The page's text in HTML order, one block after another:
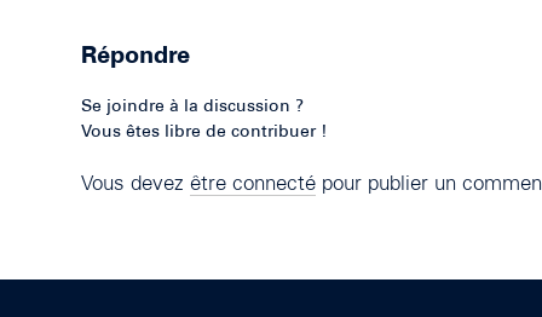
Répondre
Se joindre à la discussion ?
Vous êtes libre de contribuer !
Vous devez être connecté pour publier un